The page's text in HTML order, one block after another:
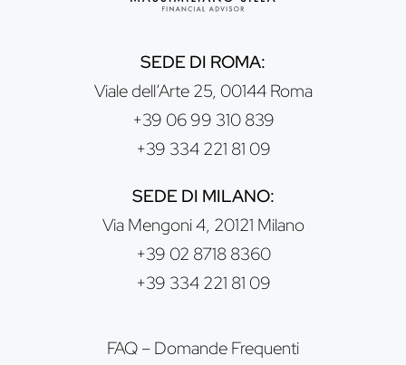
SEDE DI ROMA:
Viale dell’Arte 25, 00144 Roma
+39 06 99 310 839
+39 334 221 81 09
SEDE DI MILANO:
Via Mengoni 4, 20121 Milano
+39 02 8718 8360
+39 334 221 81 09
FAQ – Domande Frequenti